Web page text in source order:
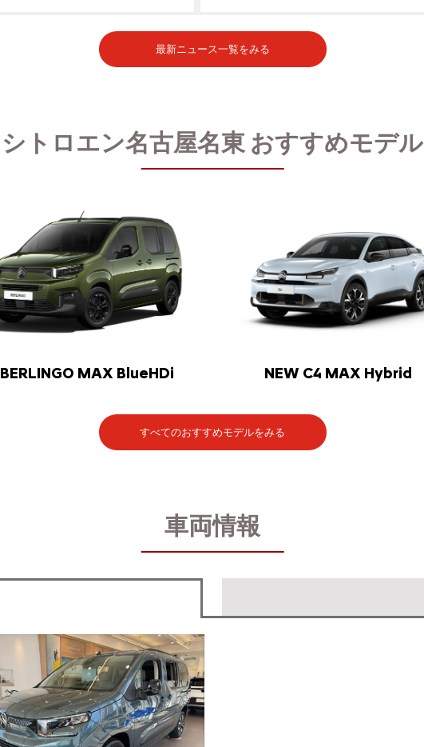
最新ニュース一覧をみる
シトロエン名古屋名東おすすめモデル
BERLINGO MAX BlueHDi NEW C4 MAX Hybrid
すべてのおすすめモデルをみる
車両情報